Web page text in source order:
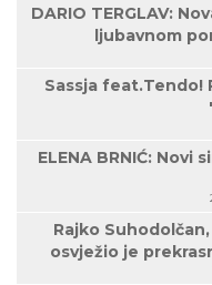
DARIO TERGLAV:
ljubavnom
Sassja feat.Tendo!
ELENA BRNIĆ:
Rajko
osvježio je